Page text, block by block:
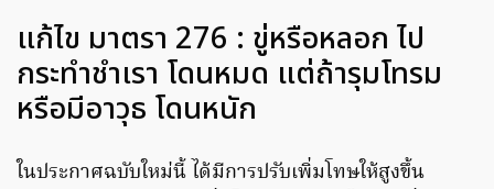
แก้ไข มาตรา 276 : ขู่หรือหลอก ไป
กระทำชำเรา โดนหมด แต่ถ้ารุมโทรม
หรือมีอาวุธ โดนหนัก
ในประกาศฉบับใหม่นี้ ได้มีการปรับเพิ่มโทษให้สูงขึ้น